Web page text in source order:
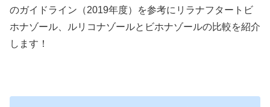
のガイドライン（2019年度）を参考にリラナフタートビ
ホナゾール、ルリコナゾールとビホナゾールの比較を紹介
します！